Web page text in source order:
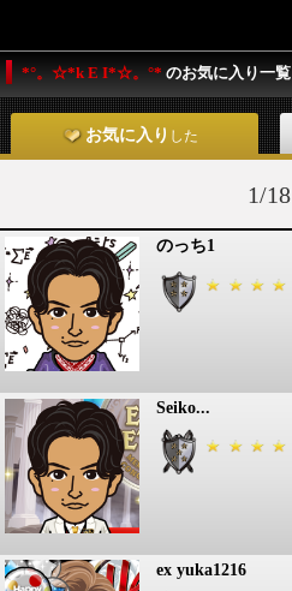
*°。☆*k E I*☆。°* のお気に入り一覧
お気に入り した
1/18
のっち1
Seiko...
ex yuka1216